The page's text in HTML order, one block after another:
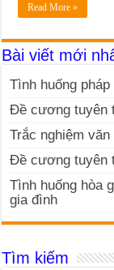
Read More »
Bài viết mới
Tình huống
Đề cương tuyên
Trắc nghiệm
Đề cương tuyên
Tình huống hòa
gia đình
Tìm kiếm